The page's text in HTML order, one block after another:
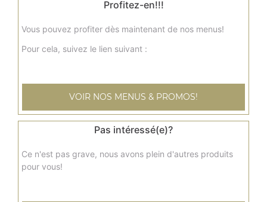
12.50€
Crevettes malai korma
13.00€
Gambas au curry
Profitez-en!!!
Vous pouvez profiter dès maintenant de nos menus!
Pour cela, suivez le lien suivant :
VOIR NOS MENUS & PROMOS!
Pas intéressé(e)?
Ce n'est pas grave, nous avons plein d'autres produits
pour vous!